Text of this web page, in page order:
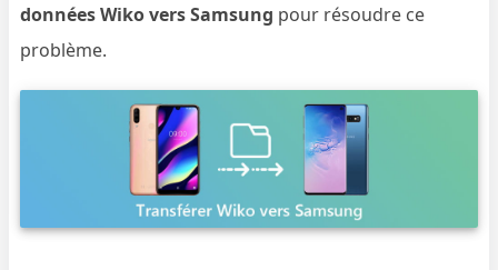
données Wiko vers Samsung pour résoudre ce
problème.